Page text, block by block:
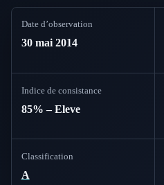
Date d’observation
30 mai 2014
Indice de consistance
85% – Eleve
Classification
A